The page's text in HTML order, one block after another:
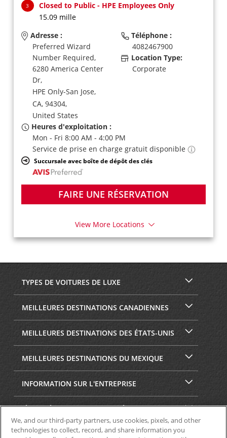
3
Closed to Public - HPE Employees Only
15.09 mille
Adresse :
Preferred Wizard
Number Required,
6280 America Center
Dr,
HPE Only-San Jose,
CA, 94304,
United States
Téléphone :
4082467900
Location Type:
Corporate
Heures d'exploitation :
Mon - Fri 8:00 AM - 4:00 PM
Service de prise en charge gratuit disponible
Succursale avec boîte de dépôt des clés
FAIRE UNE RÉSERVATION
View More Locations
TYPES DE VOITURES DE LUXE
MEILLEURES DESTINATIONS CANADIENNES
MEILLEURES DESTINATIONS DES ÉTATS-UNIS
MEILLEURES DESTINATIONS DU MEXIQUE
INFORMATION SUR L'ENTREPRISE
SÉCURITÉ ET CONFIDENTIALITÉ
We, and our third-party partners, use cookies, pixels, and other
technologies to collect, record, and share information you